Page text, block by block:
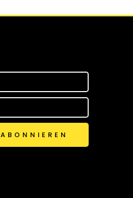
ABONNIEREN